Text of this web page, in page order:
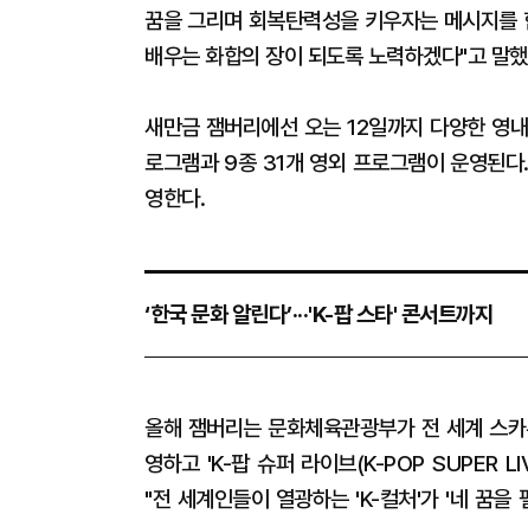
꿈을 그리며 회복탄력성을 키우자는 메시지
배우는 화합의 장이 되도록 노력하겠다"고 말
새만금 잼버리에선 오는 12일까지 다양한 영
로그램과 9종 31개 영외 프로그램이 운영된
영한다.
‘한국 문화 알린다’···'K-팝 스타' 콘서트까지
올해 잼버리는 문화체육관광부가 전 세계 스
영하고 'K-팝 슈퍼 라이브(K-POP SUPER
"전 세계인들이 열광하는 'K-컬처'가 '네 꿈을